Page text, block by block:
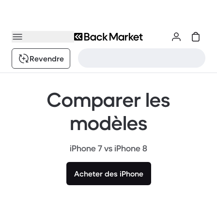
Revendre
Comparer les
modèles
iPhone 7 vs iPhone 8
Acheter des iPhone